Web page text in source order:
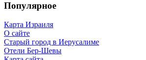
Популярное
Карта Израиля
О сайте
Старый город в Иерусалиме
Отели Бер-Шевы